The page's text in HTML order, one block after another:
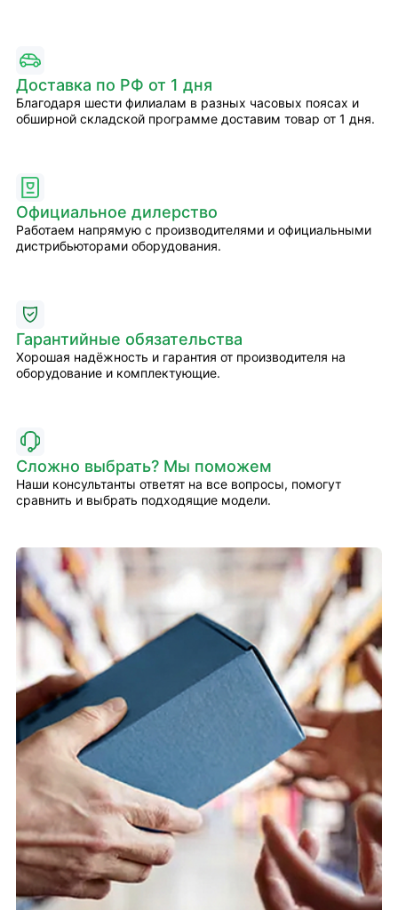
Доставка по РФ от 1 дня
Благодаря шести филиалам в разных часовых поясах и
обширной складской программе доставим товар от 1 дня.
Официальное дилерство
Работаем напрямую с производителями и официальными
дистрибьюторами оборудования.
Гарантийные обязательства
Хорошая надёжность и гарантия от производителя на
оборудование и комплектующие.
Сложно выбрать? Мы поможем
Наши консультанты ответят на все вопросы, помогут
сравнить и выбрать подходящие модели.